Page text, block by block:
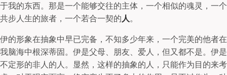
于我的东西。那是一个能够交往的主体，一个相似的魂灵，一个
共步人生的旅者，一个若合一契的人。
伊的形象在抽象中早已完备，不知多少年来，一个完美的他者在
我脑海中根深蒂固。伊是父母、朋友、爱人，但又都不是。伊是
不定形的非人的人。显然，这样的抽象的人，只能作为目的来考